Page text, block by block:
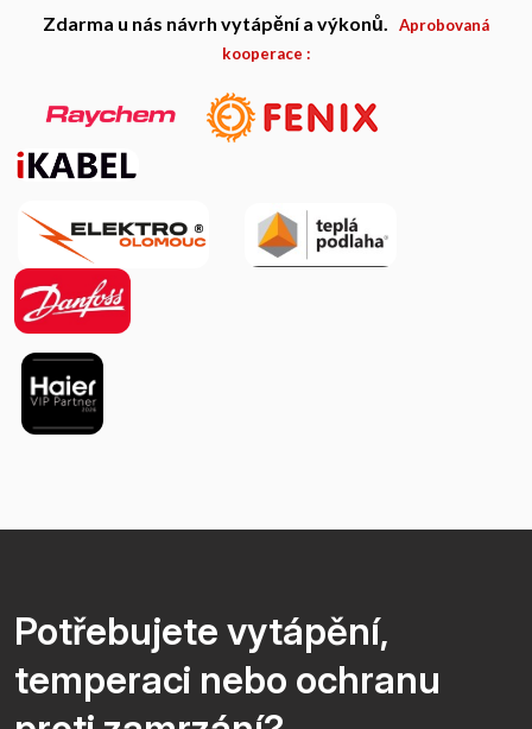
Zdarma u nás návrh vytápění a výkonů. Aprobovaná
kooperace :
Potřebujete vytápění,
temperaci nebo ochranu